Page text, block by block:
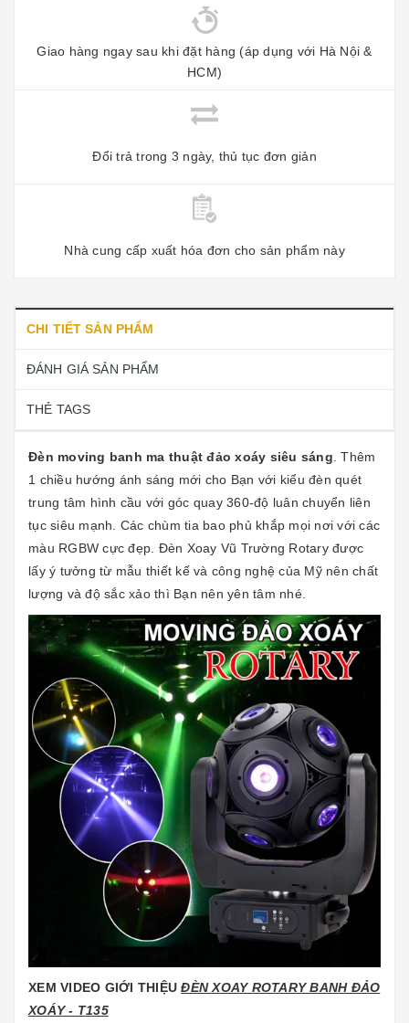
Giao hàng ngay sau khi đặt hàng (áp dụng với Hà Nội &
HCM)
Đổi trả trong 3 ngày, thủ tục đơn giản
Nhà cung cấp xuất hóa đơn cho sản phẩm này
CHI TIẾT SẢN PHẨM
ĐÁNH GIÁ SẢN PHẨM
THẺ TAGS
Đèn moving banh ma thuật đảo xoáy siêu sáng . Thêm
1 chiều hướng ánh sáng mới cho Bạn với kiểu đèn quét
trung tâm hình cầu với góc quay 360-độ luân chuyển liên
tục siêu mạnh. Các chùm tia bao phủ khắp mọi nơi với các
màu RGBW cực đẹp. Đèn Xoay Vũ Trường Rotary được
lấy ý tưởng từ mẫu thiết kế và công nghệ của Mỹ nên chất
lượng và độ sắc xảo thì Bạn nên yên tâm nhé.
XEM VIDEO GIỚI THIỆUĐÈN XOAY ROTARY BANH ĐẢO
XOÁY - T135